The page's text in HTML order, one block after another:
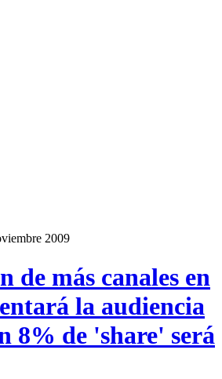
2009
de más canales en
la audiencia
8% de 'share' será